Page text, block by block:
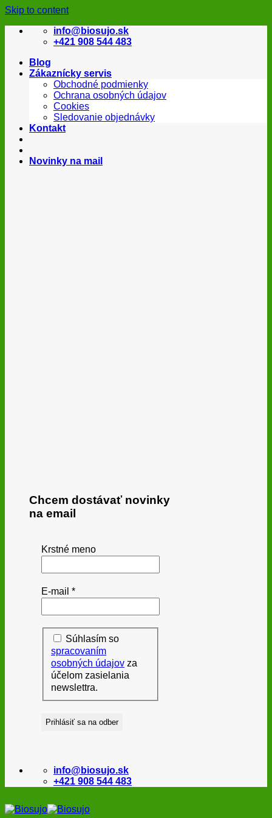
Skip to content
info@biosujo.sk
+421 908 544 483
Blog
Zákaznícky servis
Obchodné podmienky
Ochrana osobných údajov
Cookies
Sledovanie objednávky
Kontakt
Novinky na mail
Chcem dostávať novinky
na email
Krstné meno
E-mail *
Súhlasím so
spracovaním
osobných údajov za
účelom zasielania
newslettra.
info@biosujo.sk
+421 908 544 483